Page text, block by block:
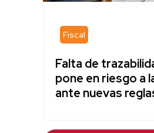
Fiscal
Falta de
pone en riesgo a
ante nuevas